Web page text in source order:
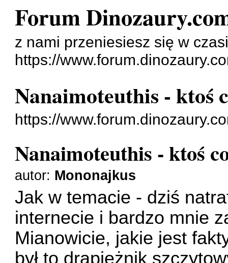
Forum
z nami przeniesiesz się w
https://
Nanaimoteuthis - ktoś
https://
Nanaimoteuthis - ktoś
autor: Mononajkus
Jak w temacie - dziś
internecie i bardzo mnie
Mianowicie, jakie jest
był to drapieżnik